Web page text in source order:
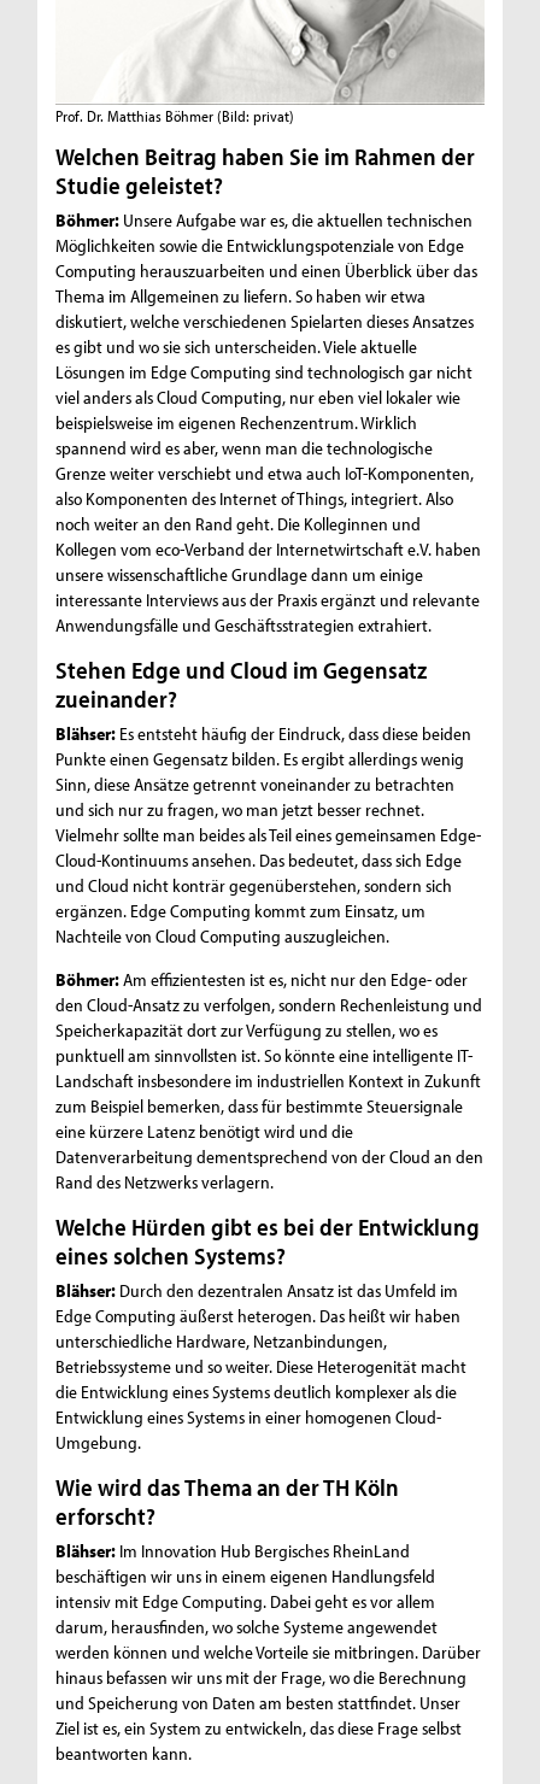
Prof. Dr. Matthias Böhmer(Bild: privat)
Welchen Beitrag haben Sie im Rahmen der
Studie geleistet?
Böhmer: Unsere Aufgabe war es, die aktuellen technischen
Möglichkeiten sowie die Entwicklungspotenziale von Edge
Computing herauszuarbeiten und einen Überblick über das
Thema im Allgemeinen zu liefern. So haben wir etwa
diskutiert, welche verschiedenen Spielarten dieses Ansatzes
es gibt und wo sie sich unterscheiden. Viele aktuelle
Lösungen im Edge Computing sind technologisch gar nicht
viel anders als Cloud Computing, nur eben viel lokaler wie
beispielsweise im eigenen Rechenzentrum. Wirklich
spannend wird es aber, wenn man die technologische
Grenze weiter verschiebt und etwa auch IoT-Komponenten,
also Komponenten des Internet of Things, integriert. Also
noch weiter an den Rand geht. Die Kolleginnen und
Kollegen vom eco-Verband der Internetwirtschaft e.V. haben
unsere wissenschaftliche Grundlage dann um einige
interessante Interviews aus der Praxis ergänzt und relevante
Anwendungsfälle und Geschäftsstrategien extrahiert.
Stehen Edge und Cloud im Gegensatz
zueinander?
Blähser: Es entsteht häufig der Eindruck, dass diese beiden
Punkte einen Gegensatz bilden. Es ergibt allerdings wenig
Sinn, diese Ansätze getrennt voneinander zu betrachten
und sich nur zu fragen, wo man jetzt besser rechnet.
Vielmehr sollte man beides als Teil eines gemeinsamen Edge-
Cloud-Kontinuums ansehen. Das bedeutet, dass sich Edge
und Cloud nicht konträr gegenüberstehen, sondern sich
ergänzen. Edge Computing kommt zum Einsatz, um
Nachteile von Cloud Computing auszugleichen.
Böhmer:Am effizientesten ist es, nicht nur den Edge- oder
den Cloud-Ansatz zu verfolgen, sondern Rechenleistung und
Speicherkapazität dort zur Verfügung zu stellen, wo es
punktuell am sinnvollsten ist. So könnte eine intelligente IT-
Landschaft insbesondere im industriellen Kontext in Zukunft
zum Beispiel bemerken, dass für bestimmte Steuersignale
eine kürzere Latenz benötigt wird und die
Datenverarbeitung dementsprechend von der Cloud an den
Rand des Netzwerks verlagern.
Welche Hürden gibt es bei der Entwicklung
eines solchen Systems?
Blähser: Durch den dezentralen Ansatz ist das Umfeld im
Edge Computing äußerst heterogen. Das heißt wir haben
unterschiedliche Hardware, Netzanbindungen,
Betriebssysteme und so weiter. Diese Heterogenität macht
die Entwicklung eines Systems deutlich komplexer als die
Entwicklung eines Systems in einer homogenen Cloud-
Umgebung.
Wie wird das Thema an der TH Köln
erforscht?
Blähser: Im Innovation Hub Bergisches RheinLand
beschäftigen wir uns in einem eigenen Handlungsfeld
intensiv mit Edge Computing. Dabei geht es vor allem
darum, herausfinden, wo solche Systeme angewendet
werden können und welche Vorteile sie mitbringen. Darüber
hinaus befassen wir uns mit der Frage, wo die Berechnung
und Speicherung von Daten am besten stattfindet. Unser
Ziel ist es, ein System zu entwickeln, das diese Frage selbst
beantworten kann.